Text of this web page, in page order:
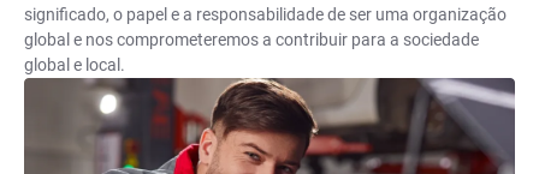
significado, o papel e a responsabilidade de ser uma organização
global e nos comprometeremos a contribuir para a sociedade
global e local.